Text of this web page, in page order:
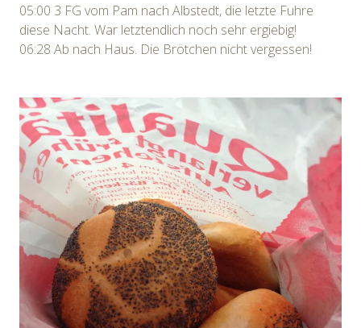
05:00 3 FG vom Pam nach Albstedt, die letzte Fuhre
diese Nacht. War letztendlich noch sehr ergiebig!
06:28 Ab nach Haus. Die Brötchen nicht vergessen!